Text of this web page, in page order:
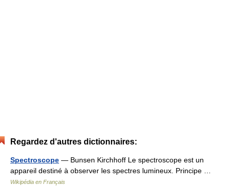
Regardez d'autres dictionnaires:
Spectroscope — Bunsen Kirchhoff Le spectroscope est un
appareil destiné à observer les spectres lumineux. Principe …
Wikipédia en Français